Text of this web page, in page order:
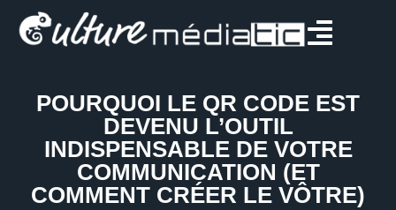
POURQUOI LE QR CODE EST
DEVENU L’OUTIL
INDISPENSABLE DE VOTRE
COMMUNICATION (ET
COMMENT CRÉER LE VÔTRE)